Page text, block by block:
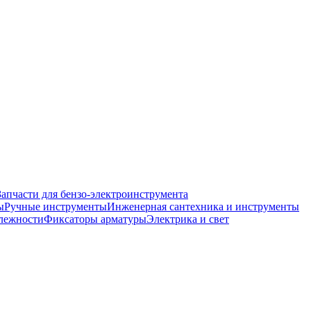
для бензо-электроинструмента
Ручные инструментыИнженерная сантехника и инструменты
Фиксаторы арматурыЭлектрика и свет